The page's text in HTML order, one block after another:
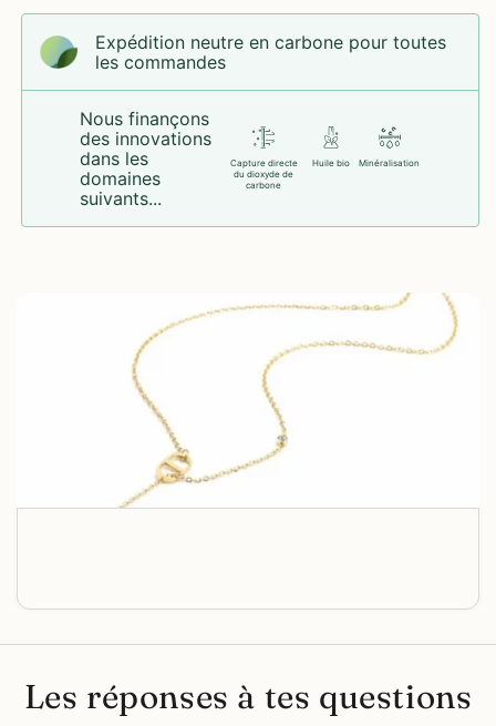
Expédition neutre en carbone pour toutes
les commandes
Nous finançons
des innovations
dans les
domaines
suivants...
Capture directe
du dioxyde de
carbone
Huile bio Minéralisation
Les réponses à tes questions